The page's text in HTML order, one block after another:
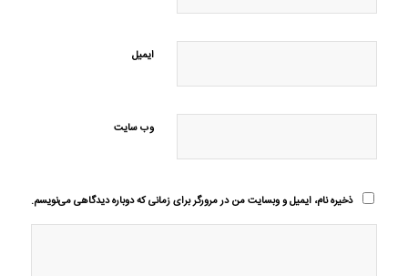
ایمیل
وب‌ سایت
ذخیره نام، ایمیل و وبسایت من در مرورگر برای زمانی که دوباره دیدگاهی می‌نویسم.